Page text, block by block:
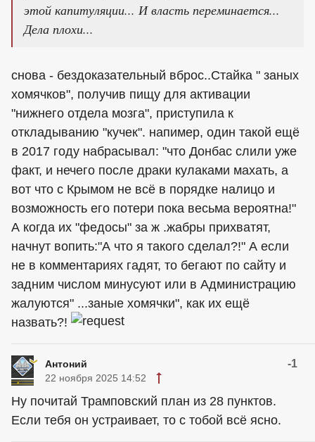
этой капитуляции... И власть переминается...
Дела плохи...
снова - бездоказательный вброс..Стайка " заных
хомячков", получив пищу для активации
"нижнего отдела мозга", приступила к
откладыванию "кучек". напимер, один такой ещё
в 2017 году набрасывал: "что Донбас слили уже
факт, и нечего после драки кулаками махать, а
вот что с Крымом не всё в порядке налицо и
возможность его потери пока весьма вероятна!"
А когда их "федосы" за ж .жабры прихватят,
начнут вопить:"А что я такого сделал?!" А если
не в комментариях гадят, то бегают по сайту и
задним числом минусуют или в Администрацию
жалуются" ...заные хомячки", как их ещё
назвать?!
Антоний -1
22 ноября 2025 14:52
Ну почитай Трамповский план из 28 пунктов.
Если тебя он устраивает, то с тобой всё ясно.